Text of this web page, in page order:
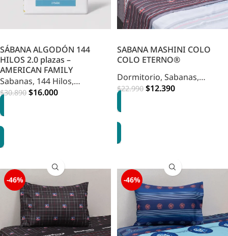
SÁBANA ALGODÓN 144
HILOS 2.0 plazas –
AMERICAN FAMILY
Sabanas, 144 Hilos,
Dormitorio
$30.890 $16.000
SABANA MASHINI COLO
COLO ETERNO®
Dormitorio, Sabanas,
Infantil
$22.990 $12.390
-46% -46%